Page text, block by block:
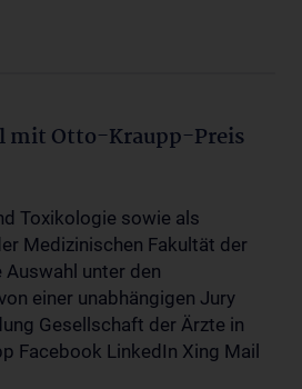
mit Otto-Kraupp-Preis
Toxikologie sowie als
Medizinischen Fakultät der
Auswahl unter den
einer unabhängigen Jury
Gesellschaft der Ärzte in
Facebook LinkedIn Xing Mail